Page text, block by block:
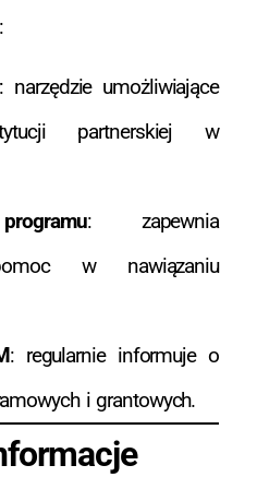
: narzędzie umożliwiające
partnerskiej w
: zapewnia
w nawiązaniu
: regularnie informuje o
i grantowych.